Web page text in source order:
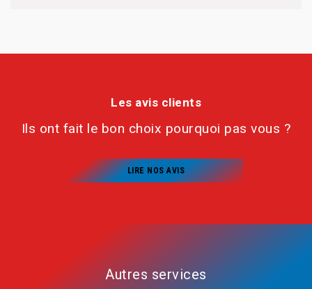
Les avis clients
Ils ont fait le bon choix pourquoi pas vous ?
LIRE NOS AVIS
Autres services